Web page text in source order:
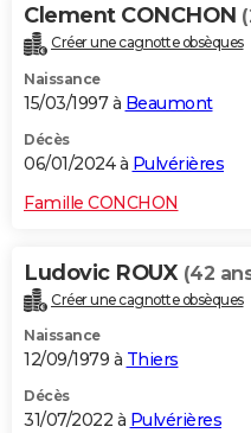
Clement CONCHON
Créer une cagnotte obsèques
Naissance
15/03/1997 à Beaumont
Décès
06/01/2024 à Pulvérières
Famille CONCHON
Ludovic ROUX (42
Créer une cagnotte obsèques
Naissance
12/09/1979 à Thiers
Décès
31/07/2022 à Pulvérières